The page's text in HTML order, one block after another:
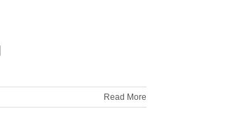
Read More